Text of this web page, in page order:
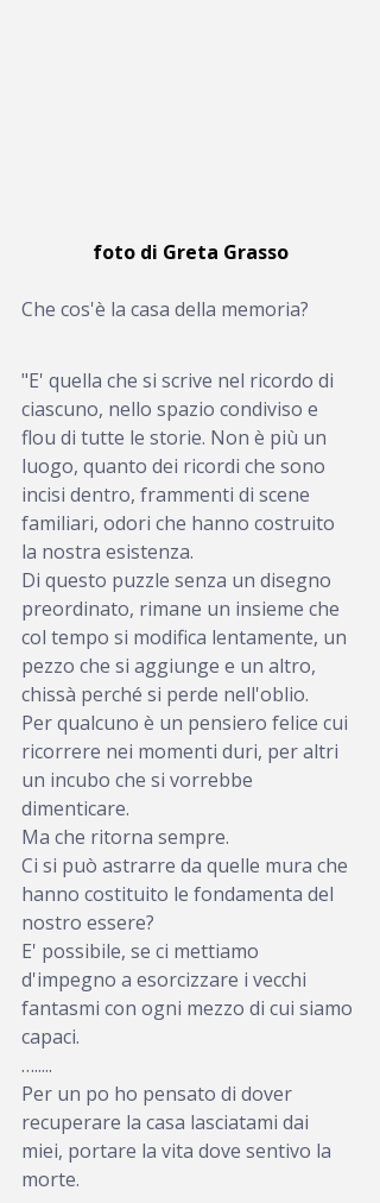
foto di Greta Grasso
Che cos'è la casa della memoria?
"E' quella che si scrive nel ricordo di
ciascuno, nello spazio condiviso e
flou di tutte le storie. Non è più un
luogo, quanto dei ricordi che sono
incisi dentro, frammenti di scene
familiari, odori che hanno costruito
la nostra esistenza.
Di questo puzzle senza un disegno
preordinato, rimane un insieme che
col tempo si modifica lentamente, un
pezzo che si aggiunge e un altro,
chissà perché si perde nell'oblio.
Per qualcuno è un pensiero felice cui
ricorrere nei momenti duri, per altri
un incubo che si vorrebbe
dimenticare.
Ma che ritorna sempre.
Ci si può astrarre da quelle mura che
hanno costituito le fondamenta del
nostro essere?
E' possibile, se ci mettiamo
d'impegno a esorcizzare i vecchi
fantasmi con ogni mezzo di cui siamo
capaci.
….....
Per un po ho pensato di dover
recuperare la casa lasciatami dai
miei, portare la vita dove sentivo la
morte.